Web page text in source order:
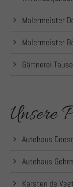
Malermeister
Malermeister
Gärtnerei
Unsere
Autohaus
Autohaus
Karsten de Vegt